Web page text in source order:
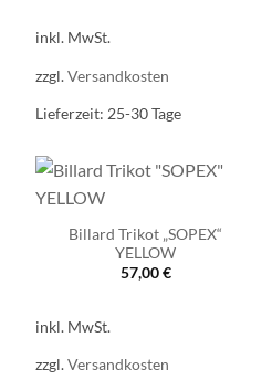
inkl. MwSt.
zzgl.Versandkosten
Lieferzeit: 25-30 Tage
Billard Trikot „SOPEX“
YELLOW
57,00€
inkl. MwSt.
zzgl.Versandkosten